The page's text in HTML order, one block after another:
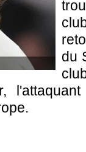
du